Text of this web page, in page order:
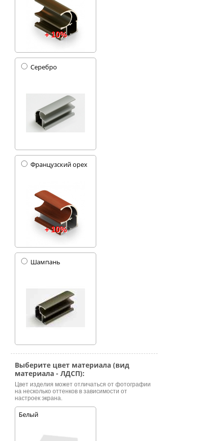
+ 10%
Серебро
Французский орех
+ 10%
Шампань
Выберите цвет материала (вид
материала - ЛДСП):
Цвет изделия может отличаться от фотографии
на несколько оттенков в зависимости от
настроек экрана.
Белый